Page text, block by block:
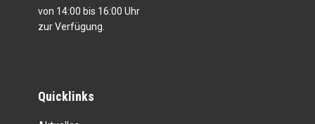
von 14:00 bis 16:00 Uhr
zur Verfügung.
Quicklinks